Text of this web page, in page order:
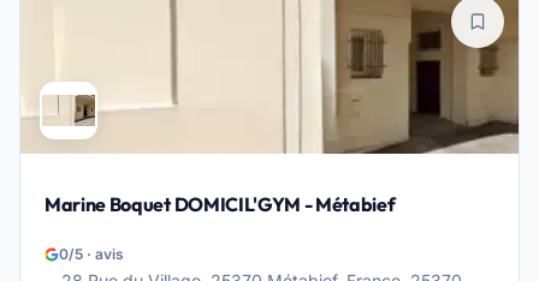
Marine Boquet DOMICIL'GYM - Métabief
0/5 · avis